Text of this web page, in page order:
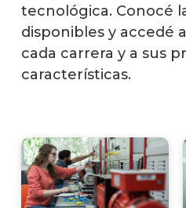
tecnológica. Conocé
disponibles y accedé
cada carrera y a sus
características.